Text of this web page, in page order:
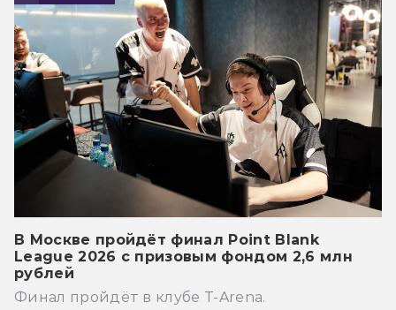
В Москве пройдёт финал Point Blank
League 2026 с призовым фондом 2,6 млн
рублей
Финал пройдёт в клубе T-Arena.